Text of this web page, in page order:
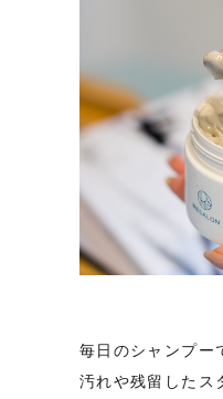
毎日のシャンプー
汚れや残留したス